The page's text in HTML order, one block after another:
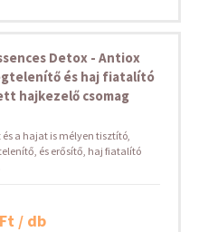
Detox - Antiox
és haj fiatalító
hajkezelő csomag
és a hajat is mélyen tisztító,
és erősítő, haj fiatalító
/ db